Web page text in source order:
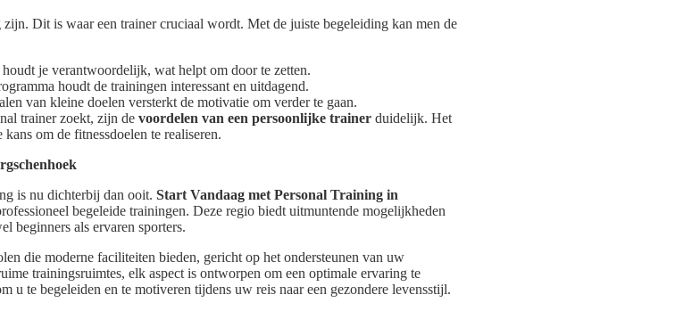
Dit is waar een trainer cruciaal wordt. Met de juiste begeleiding kan men de
je verantwoordelijk, wat helpt om door te zetten.
houdt de trainingen interessant en uitdagend.
van kleine doelen versterkt de motivatie om verder te gaan.
trainer zoekt, zijn de voordelen van een persoonlijke trainer duidelijk. Het
kans om de fitnessdoelen te realiseren.
is nu dichterbij dan ooit. Start Vandaag met Personal Training in
begeleide trainingen. Deze regio biedt uitmuntende mogelijkheden
beginners als ervaren sporters.
die moderne faciliteiten bieden, gericht op het ondersteunen van uw
trainingsruimtes, elk aspect is ontworpen om een optimale ervaring te
u te begeleiden en te motiveren tijdens uw reis naar een gezondere levensstijl.